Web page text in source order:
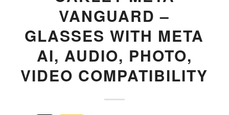
VANGUARD –
GLASSES WITH META
AI, AUDIO, PHOTO,
VIDEO COMPATIBILITY